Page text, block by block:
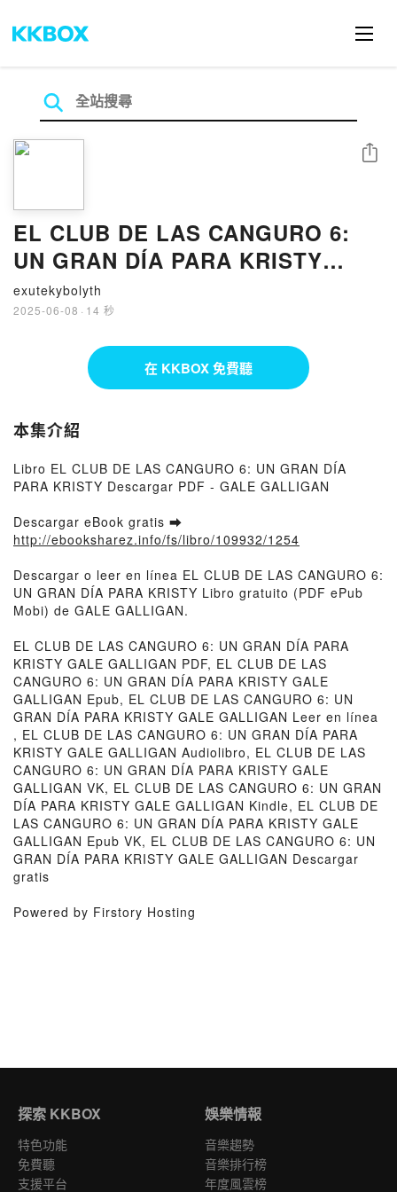
EL CLUB DE LAS CANGURO 6:
UN GRAN DÍA PARA KRISTY
GALE GALLIGAN ePub gratis
exutekybolyth
2025-06-08 · 14 秒
分享
在 KKBOX 免費聽
本集介紹
Libro EL CLUB DE LAS CANGURO 6: UN GRAN DÍA
PARA KRISTY Descargar PDF - GALE GALLIGAN
Descargar eBook gratis ➡
http://ebooksharez.info/fs/libro/109932/1254
Descargar o leer en línea EL CLUB DE LAS CANGURO 6:
UN GRAN DÍA PARA KRISTY Libro gratuito (PDF ePub
Mobi) de GALE GALLIGAN.
EL CLUB DE LAS CANGURO 6: UN GRAN DÍA PARA
KRISTY GALE GALLIGAN PDF, EL CLUB DE LAS
CANGURO 6: UN GRAN DÍA PARA KRISTY GALE
GALLIGAN Epub, EL CLUB DE LAS CANGURO 6: UN
GRAN DÍA PARA KRISTY GALE GALLIGAN Leer en línea
, EL CLUB DE LAS CANGURO 6: UN GRAN DÍA PARA
KRISTY GALE GALLIGAN Audiolibro, EL CLUB DE LAS
CANGURO 6: UN GRAN DÍA PARA KRISTY GALE
GALLIGAN VK, EL CLUB DE LAS CANGURO 6: UN GRAN
DÍA PARA KRISTY GALE GALLIGAN Kindle, EL CLUB DE
LAS CANGURO 6: UN GRAN DÍA PARA KRISTY GALE
GALLIGAN Epub VK, EL CLUB DE LAS CANGURO 6: UN
GRAN DÍA PARA KRISTY GALE GALLIGAN Descargar
gratis
Powered by Firstory Hosting
探索 KKBOX
特色功能
免費聽
支援平台
娛樂情報
音樂趨勢
音樂排行榜
年度風雲榜